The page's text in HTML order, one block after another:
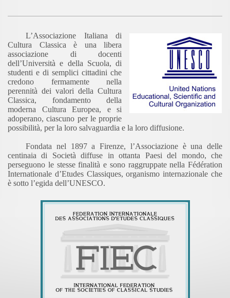
L’Associazione Italiana di
Cultura Classica è una libera
associazione di docenti
dell’Università e della Scuola, di
studenti e di semplici cittadini che
credono fermamente nella
perennità dei valori della Cultura
Classica, fondamento della
moderna Cultura Europea, e si
adoperano, ciascuno per le proprie
possibilità, per la loro salvaguardia e la loro diffusione.
Fondata nel 1897 a Firenze, l’Associazione è una delle
centinaia di Società diffuse in ottanta Paesi del mondo, che
perseguono le stesse finalità e sono raggruppate nella Fédération
Internationale d’Etudes Classiques, organismo internazionale che
è sotto l’egida dell’UNESCO.